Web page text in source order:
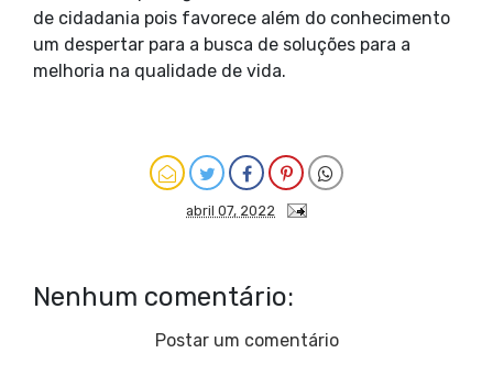
de cidadania pois favorece além do conhecimento
um despertar para a busca de soluções para a
melhoria na qualidade de vida.
abril 07, 2022
Nenhum comentário:
Postar um comentário